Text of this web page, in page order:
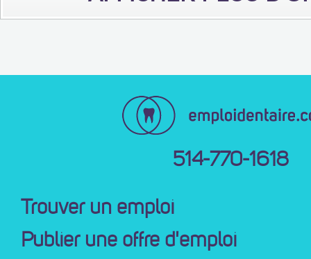
514-770-1618
Trouver un emploi
Publier une offre d'emploi